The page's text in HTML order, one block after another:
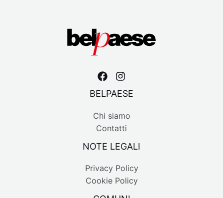
BELPAESE
Chi siamo
Contatti
NOTE LEGALI
Privacy Policy
Cookie Policy